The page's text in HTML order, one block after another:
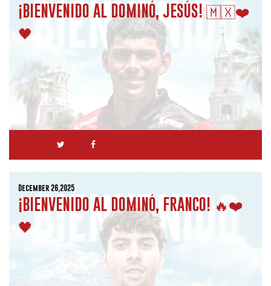
¡BIENVENIDO AL DOMINÓ, JESÚS! 🇲🇽❤️
🖤
December 26,2025
¡BIENVENIDO AL DOMINÓ, FRANCO! 🔥❤️
🖤